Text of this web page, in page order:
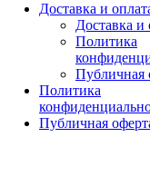
Доставка и
Доставка и
Политика
Публичная
Политика
Публичная